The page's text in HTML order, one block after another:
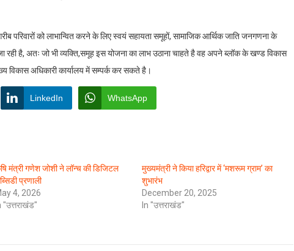
परिवारों को लाभान्वित करने के लिए स्वयं सहायता समूहों, सामाजिक आर्थिक जाति जनगणना के
जा रही है, अतः जो भी व्यक्ति,समूह इस योजना का लाभ उठाना चाहते है वह अपने ब्लॉक के खण्ड विकास
विकास अधिकारी कार्यालय में सम्पर्क कर सकते है।
LinkedIn WhatsApp
मंत्री गणेश जोशी ने लॉन्च की डिजिटल
प्रणाली
4, 2026
"उत्तराखंड"
मुख्यमंत्री ने किया हरिद्वार में ‘मशरूम ग्राम’ का
शुभारंभ
December 20, 2025
In "उत्तराखंड"